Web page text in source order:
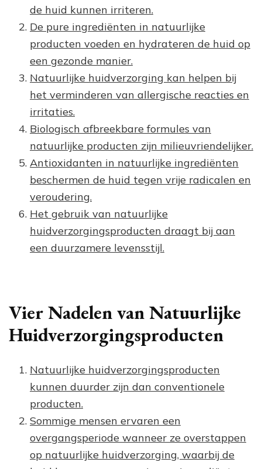
de huid kunnen irriteren.
De pure ingrediënten in natuurlijke
producten voeden en hydrateren de huid op
een gezonde manier.
Natuurlijke huidverzorging kan helpen bij
het verminderen van allergische reacties en
irritaties.
Biologisch afbreekbare formules van
natuurlijke producten zijn milieuvriendelijker.
Antioxidanten in natuurlijke ingrediënten
beschermen de huid tegen vrije radicalen en
veroudering.
Het gebruik van natuurlijke
huidverzorgingsproducten draagt bij aan
een duurzamere levensstijl.
Vier Nadelen van Natuurlijke
Huidverzorgingsproducten
Natuurlijke huidverzorgingsproducten
kunnen duurder zijn dan conventionele
producten.
Sommige mensen ervaren een
overgangsperiode wanneer ze overstappen
op natuurlijke huidverzorging, waarbij de